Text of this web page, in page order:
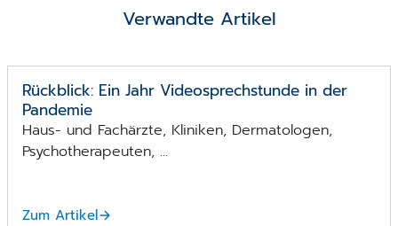
Verwandte Artikel
Rückblick: Ein Jahr Videosprechstunde in der
Pandemie
Haus- und Fachärzte, Kliniken, Dermatologen,
Psychotherapeuten, ...
Zum Artikel